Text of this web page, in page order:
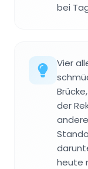
bei
Vier
der
heute